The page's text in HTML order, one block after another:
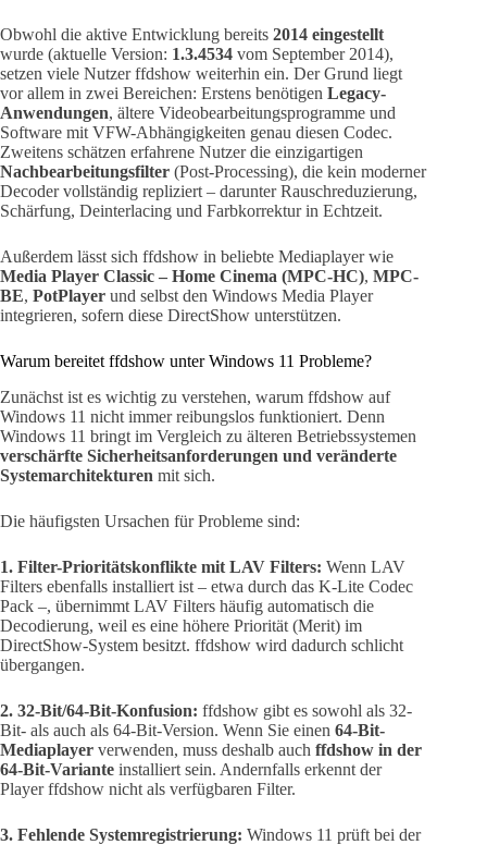
Obwohl die aktive Entwicklung bereits 2014 eingestellt
wurde (aktuelle Version: 1.3.4534 vom September 2014),
setzen viele Nutzer ffdshow weiterhin ein. Der Grund liegt
vor allem in zwei Bereichen: Erstens benötigen Legacy-
Anwendungen, ältere Videobearbeitungsprogramme und
Software mit VFW-Abhängigkeiten genau diesen Codec.
Zweitens schätzen erfahrene Nutzer die einzigartigen
Nachbearbeitungsfilter (Post-Processing), die kein moderner
Decoder vollständig repliziert – darunter Rauschreduzierung,
Schärfung, Deinterlacing und Farbkorrektur in Echtzeit.
Außerdem lässt sich ffdshow in beliebte Mediaplayer wie
Media Player Classic – Home Cinema (MPC-HC), MPC-
BE, PotPlayer und selbst den Windows Media Player
integrieren, sofern diese DirectShow unterstützen.
Warum bereitet ffdshow unter Windows 11 Probleme?
Zunächst ist es wichtig zu verstehen, warum ffdshow auf
Windows 11 nicht immer reibungslos funktioniert. Denn
Windows 11 bringt im Vergleich zu älteren Betriebssystemen
verschärfte Sicherheitsanforderungen und veränderte
Systemarchitekturen mit sich.
Die häufigsten Ursachen für Probleme sind:
1. Filter-Prioritätskonflikte mit LAV Filters: Wenn LAV
Filters ebenfalls installiert ist – etwa durch das K-Lite Codec
Pack –, übernimmt LAV Filters häufig automatisch die
Decodierung, weil es eine höhere Priorität (Merit) im
DirectShow-System besitzt. ffdshow wird dadurch schlicht
übergangen.
2. 32-Bit/64-Bit-Konfusion: ffdshow gibt es sowohl als 32-
Bit- als auch als 64-Bit-Version. Wenn Sie einen 64-Bit-
Mediaplayer verwenden, muss deshalb auch ffdshow in der
64-Bit-Variante installiert sein. Andernfalls erkennt der
Player ffdshow nicht als verfügbaren Filter.
3. Fehlende Systemregistrierung: Windows 11 prüft bei der